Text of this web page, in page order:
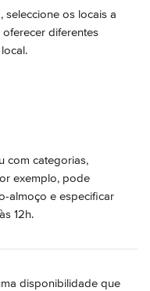
seleccione os locais a
diferentes
com categorias,
exemplo, pode
almoço e especificar
12h.
disponibilidade que